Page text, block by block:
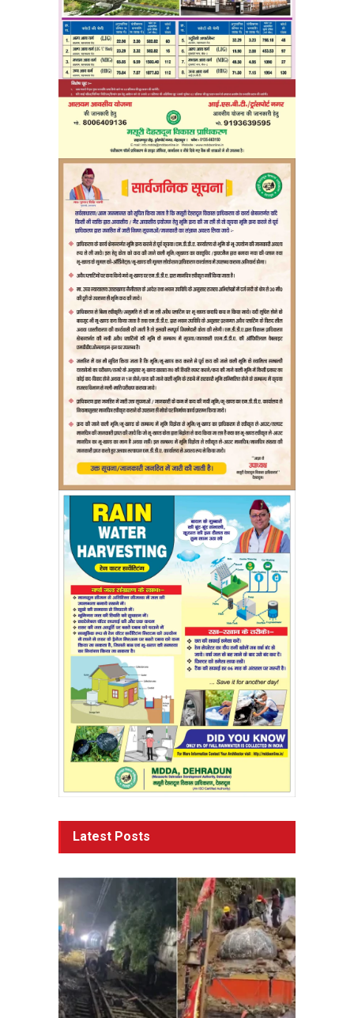
Latest Posts